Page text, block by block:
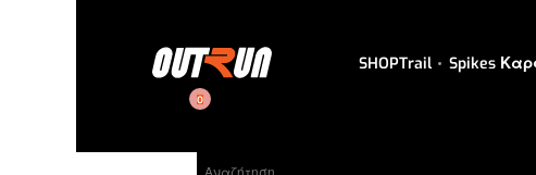
SHOPTrail Spikes
0